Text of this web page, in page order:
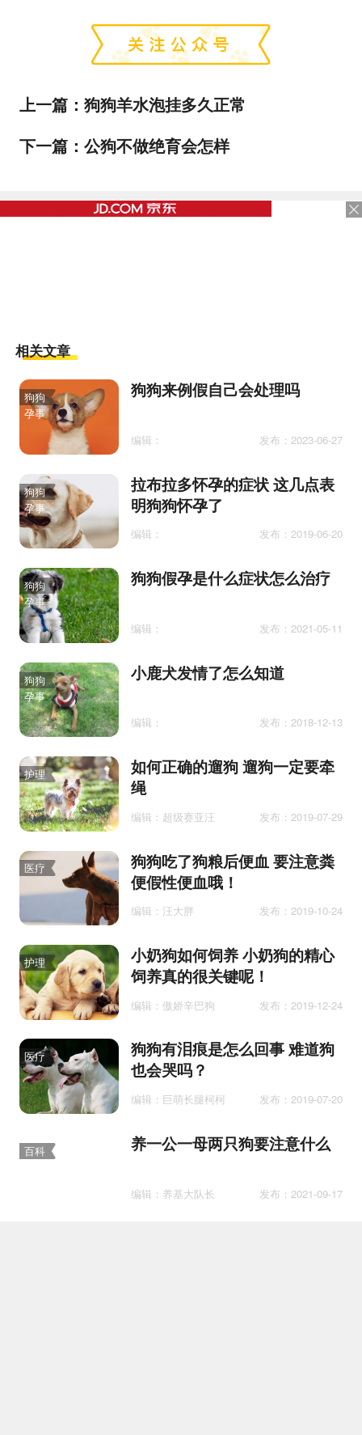
上一篇： 狗狗羊水泡挂多久正常
下一篇： 公狗不做绝育会怎样
相关文章
狗狗
孕事
狗狗来例假自己会处理吗
编辑： 发布：2023-06-27
狗狗
孕事
拉布拉多怀孕的症状 这几点表
明狗狗怀孕了
编辑： 发布：2019-06-20
狗狗
孕事
狗狗假孕是什么症状怎么治疗
编辑： 发布：2021-05-11
狗狗
孕事
小鹿犬发情了怎么知道
编辑： 发布：2018-12-13
护理
如何正确的遛狗 遛狗一定要牵
绳
编辑：超级赛亚汪 发布：2019-07-29
医疗
狗狗吃了狗粮后便血 要注意粪
便假性便血哦！
编辑：汪大胖 发布：2019-10-24
护理
小奶狗如何饲养 小奶狗的精心
饲养真的很关键呢！
编辑：傲娇辛巴狗 发布：2019-12-24
医疗
狗狗有泪痕是怎么回事 难道狗
也会哭吗？
编辑：巨萌长腿柯柯 发布：2019-07-20
百科 养一公一母两只狗要注意什么
编辑：养基大队长 发布：2021-09-17